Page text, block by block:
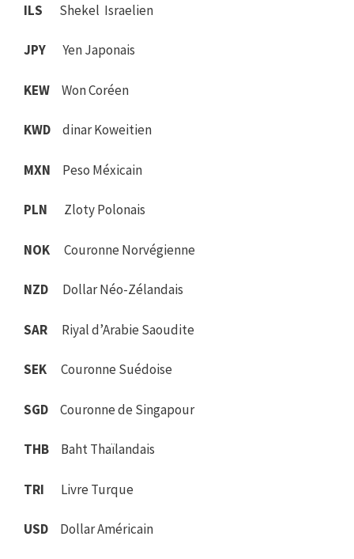
ILS Shekel Israelien
JPY Yen Japonais
KEW Won Coréen
KWD dinar Koweitien
MXN Peso Méxicain
PLN Zloty Polonais
NOK Couronne Norvégienne
NZD Dollar Néo-Zélandais
SAR Riyal d’Arabie Saoudite
SEK Couronne Suédoise
SGD Couronne de Singapour
THB Baht Thaïlandais
TRI Livre Turque
USD Dollar Américain